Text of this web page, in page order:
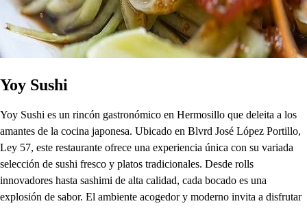
Yoy Sushi
Yoy Sushi es un rincón gastronómico en Hermosillo que deleita a los
amantes de la cocina japonesa. Ubicado en Blvrd José López Portillo,
Ley 57, este restaurante ofrece una experiencia única con su variada
selección de sushi fresco y platos tradicionales. Desde rolls
innovadores hasta sashimi de alta calidad, cada bocado es una
explosión de sabor. El ambiente acogedor y moderno invita a disfrutar